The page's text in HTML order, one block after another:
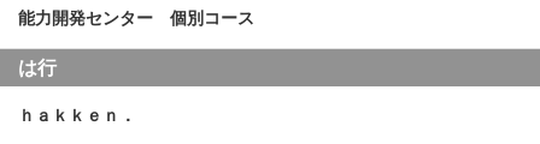
能力開発センター 個別コース
は行
ｈａｋｋｅｎ．